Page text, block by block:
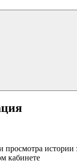
истории
кабинете